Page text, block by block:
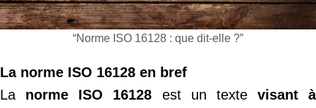
“Norme ISO 16128 : que dit-elle ?”
La norme ISO 16128 en bref
La norme ISO 16128 est un texte visant à